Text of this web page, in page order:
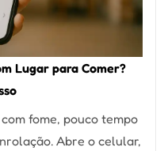
como
reservar
em
São
Lugar para Comer?
fome, pouco tempo
Abre o celular,